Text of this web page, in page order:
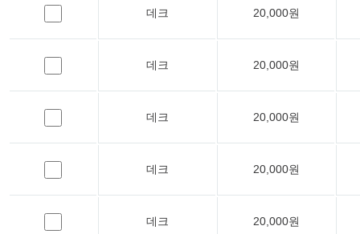
데크 20,000원
데크 20,000원
데크 20,000원
데크 20,000원
데크 20,000원